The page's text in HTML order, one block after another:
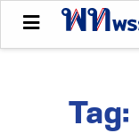
Tag: